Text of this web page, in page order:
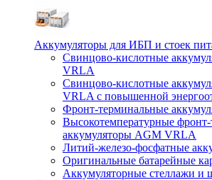
Аккумуляторы для ИБП и стоек
Свинцово-кислотные
VRLA
Свинцово-кислотные
VRLA с повышенной
Фронт-терминальные
Высокотемпературные
аккумуляторы AGM VRLA
Литий-железо-фосфатные
Оригинальные батарейные
Аккумуляторные стеллажи и